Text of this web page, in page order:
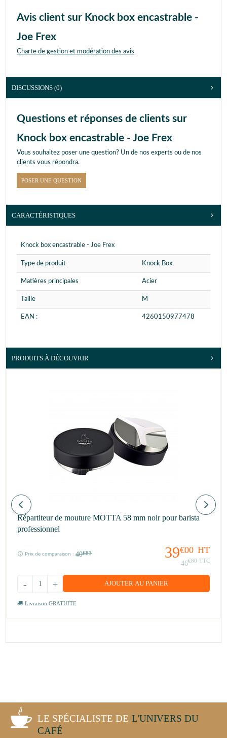
Avis client sur Knock box encastrable -
Joe Frex
Charte de gestion et modération des avis
DISCUSSIONS (0)
Questions et réponses de clients sur
Knock box encastrable - Joe Frex
Vous souhaitez poser une question? Un de nos experts ou de nos
clients vous répondra.
POSER UNE QUESTION
CARACTÉRISTIQUES
Knock box encastrable - Joe Frex
Type de produit Knock Box
Matières principales Acier
Taille M
EAN : 4260150977478
PRODUITS À DÉCOUVRIR
Répartiteur de mouture MOTTA 58 mm noir pour barista
professionnel
39€00 HT
46€80 TTC
Prix de comparaison : 40€83
+
- AJOUTER AU PANIER
Livraison GRATUITE
LE SPÉCIALISTE DE L'UNIVERS DU
CAFÉ